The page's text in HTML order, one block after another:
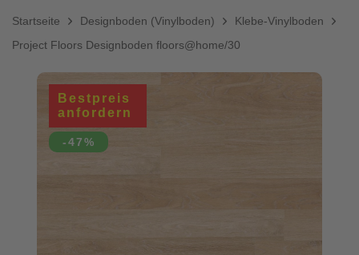
Startseite Designboden (Vinylboden)
Klebe-Vinylboden
Project Floors Designboden floors@home/30
Bestpreis
anfordern
-47%